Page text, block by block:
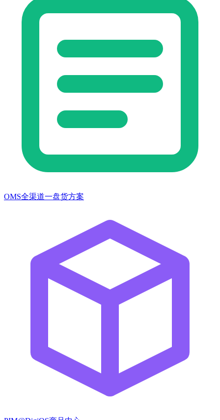
OMS全渠道一盘货方案